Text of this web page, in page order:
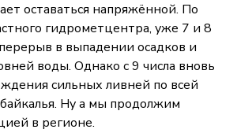
оставаться напряжённой. По
гидрометцентра, уже 7 и 8
в выпадении осадков и
воды. Однако с 9 числа вновь
сильных ливней по всей
Ну а мы продолжим
в регионе.